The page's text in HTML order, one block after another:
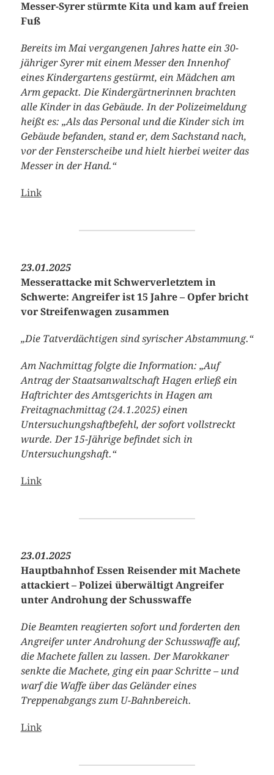
Messer-Syrer stürmte Kita und kam auf freien
Fuß
Bereits im Mai vergangenen Jahres hatte ein 30-
jähriger Syrer mit einem Messer den Innenhof
eines Kindergartens gestürmt, ein Mädchen am
Arm gepackt. Die Kindergärtnerinnen brachten
alle Kinder in das Gebäude. In der Polizeimeldung
heißt es: „Als das Personal und die Kinder sich im
Gebäude befanden, stand er, dem Sachstand nach,
vor der Fensterscheibe und hielt hierbei weiter das
Messer in der Hand.“
Link
23.01.2025
Messerattacke mit Schwerverletztem in
Schwerte: Angreifer ist 15 Jahre – Opfer bricht
vor Streifenwagen zusammen
„Die Tatverdächtigen sind syrischer Abstammung.“
Am Nachmittag folgte die Information: „Auf
Antrag der Staatsanwaltschaft Hagen erließ ein
Haftrichter des Amtsgerichts in Hagen am
Freitagnachmittag (24.1.2025) einen
Untersuchungshaftbefehl, der sofort vollstreckt
wurde. Der 15-Jährige befindet sich in
Untersuchungshaft.“
Link
23.01.2025
Hauptbahnhof Essen Reisender mit Machete
attackiert – Polizei überwältigt Angreifer
unter Androhung der Schusswaffe
Die Beamten reagierten sofort und forderten den
Angreifer unter Androhung der Schusswaffe auf,
die Machete fallen zu lassen. Der Marokkaner
senkte die Machete, ging ein paar Schritte – und
warf die Waffe über das Geländer eines
Treppenabgangs zum U-Bahnbereich.
Link